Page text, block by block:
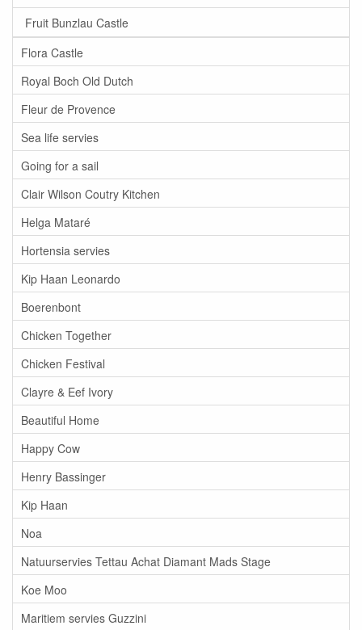
Fruit Bunzlau Castle
Flora Castle
Royal Boch Old Dutch
Fleur de Provence
Sea life servies
Going for a sail
Clair Wilson Coutry Kitchen
Helga Mataré
Hortensia servies
Kip Haan Leonardo
Boerenbont
Chicken Together
Chicken Festival
Clayre & Eef Ivory
Beautiful Home
Happy Cow
Henry Bassinger
Kip Haan
Noa
Natuurservies Tettau Achat Diamant Mads Stage
Koe Moo
Maritiem servies Guzzini